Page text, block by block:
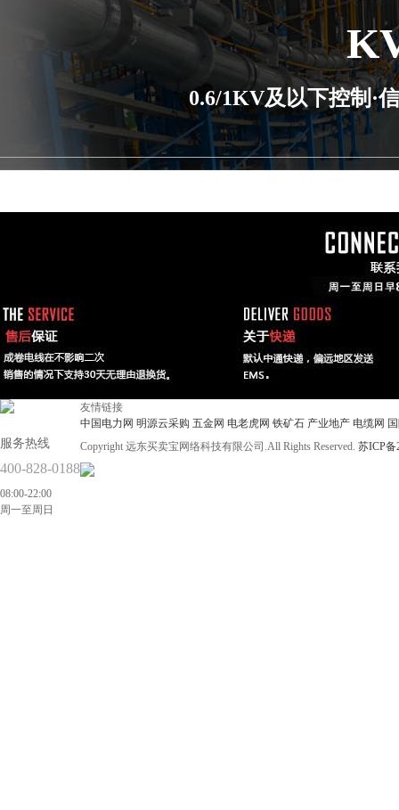
0.6/1KV及以下控制·
服务热线
400-828-0188
08:00-22:00
周一至周日
友情链接
中国电力网 明源云采购 五金网 电老虎网 铁矿石 产业地产 电缆网
Copyright 远东买卖宝网络科技有限公司.All Rights Reserved. 苏ICP备